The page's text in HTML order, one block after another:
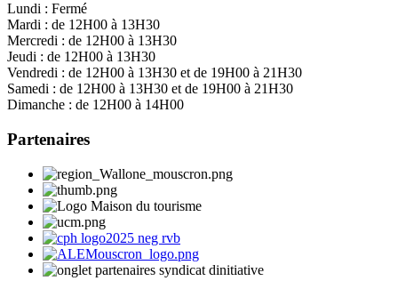
Lundi : Fermé
Mardi : de 12H00 à 13H30
Mercredi : de 12H00 à 13H30
Jeudi : de 12H00 à 13H30
Vendredi : de 12H00 à 13H30 et de 19H00 à 21H30
Samedi : de 12H00 à 13H30 et de 19H00 à 21H30
Dimanche : de 12H00 à 14H00
Partenaires